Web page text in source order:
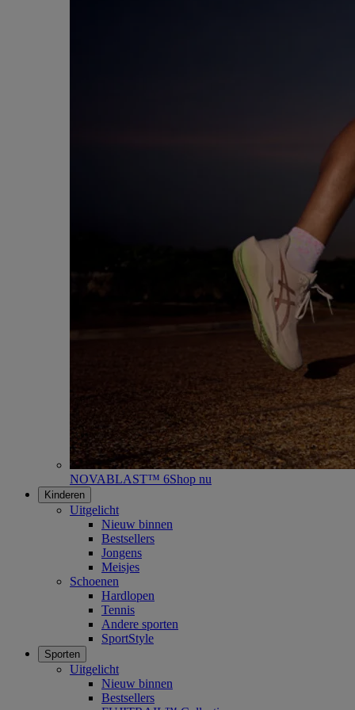
NOVABLAST™ 6Shop nu
Kinderen
Uitgelicht
Nieuw binnen
Bestsellers
Jongens
Meisjes
Schoenen
Hardlopen
Tennis
Andere sporten
SportStyle
Sporten
Uitgelicht
Nieuw binnen
Bestsellers